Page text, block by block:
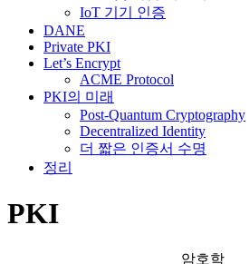
IoT 기기 인증
DANE
Private PKI
Let’s Encrypt
ACME Protocol
PKI의 미래
Post-Quantum Cryptography
Decentralized Identity
더 짧은 인증서 수명
정리
PKI
암호학